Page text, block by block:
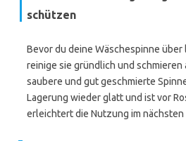
schützen
Bevor du deine Wäschespinne
reinige sie gründlich und schmieren
saubere und gut geschmierte
Lagerung wieder glatt und ist vor
erleichtert die Nutzung im